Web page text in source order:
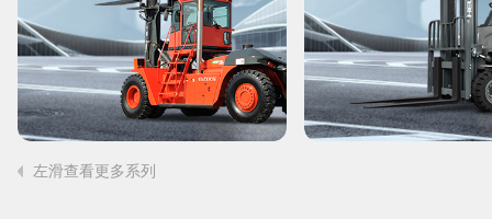
左滑查看更多系列